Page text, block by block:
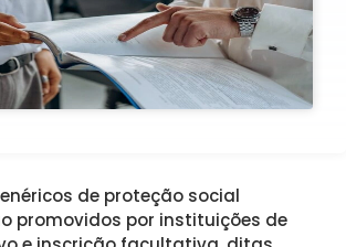
de proteção social
promovidos por instituições de